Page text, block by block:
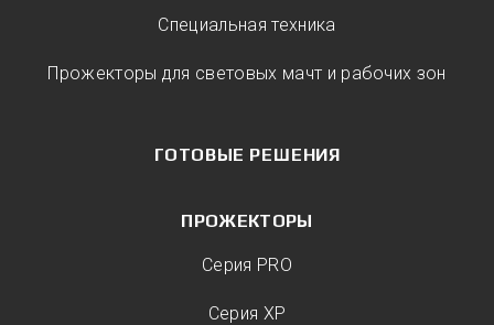
Специальная техника
Прожекторы для световых мачт и рабочих зон
ГОТОВЫЕ РЕШЕНИЯ
ПРОЖЕКТОРЫ
Серия PRO
Серия XP